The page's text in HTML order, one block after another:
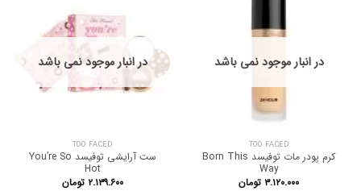
در انبار موجود نمی باشد
TOO FACED
کرم پودر مات توفیسد Born This
Way
۳.۱۲۰.۰۰۰ تومان
در انبار موجود نمی باشد
TOO FACED
ست آرایشی توفیسد You’re So
Hot
۲.۱۳۹.۶۰۰ تومان